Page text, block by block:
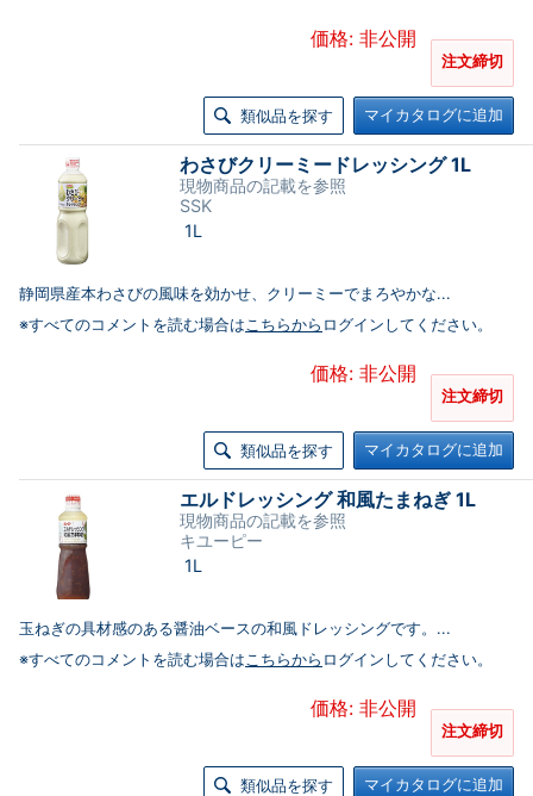
価格: 非公開
注文締切
類似品を探す マイカタログに追加
わさびクリーミードレッシング 1L
現物商品の記載を参照
SSK
1L
静岡県産本わさびの風味を効かせ、クリーミーでまろやかな...
※すべてのコメントを読む場合はこちらから ログインしてください。
価格: 非公開
注文締切
類似品を探す マイカタログに追加
エルドレッシング 和風たまねぎ 1L
現物商品の記載を参照
キユーピー
1L
玉ねぎの具材感のある醤油ベースの和風ドレッシングです。...
※すべてのコメントを読む場合はこちらから ログインしてください。
価格: 非公開
注文締切
類似品を探す マイカタログに追加